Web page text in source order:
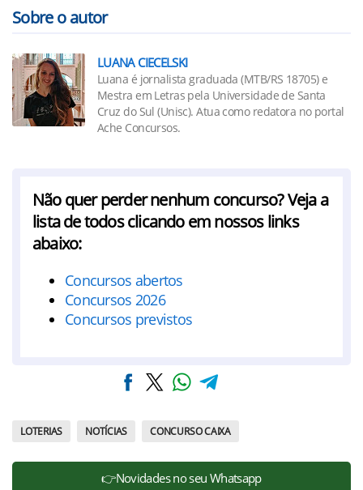
Sobre o autor
LUANA CIECELSKI
Luana é jornalista graduada (MTB/RS 18705) e
Mestra em Letras pela Universidade de Santa
Cruz do Sul (Unisc). Atua como redatora no portal
Ache Concursos.
Não quer perder nenhum concurso? Veja a
lista de todos clicando em nossos links
abaixo:
Concursos abertos
Concursos 2026
Concursos previstos
LOTERIAS NOTÍCIAS CONCURSO CAIXA
👉Novidades no seu Whatsapp